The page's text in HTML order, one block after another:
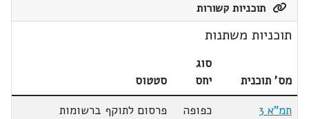
תוכניות קשורות
תוכניות משתנות
מס' תוכנית
סוג
יחס
סטטוס
תמ"א 3
כפופה
פרסום לתוקף ברשומות